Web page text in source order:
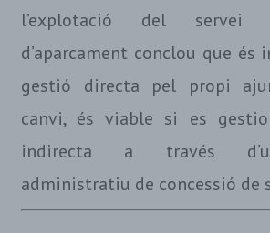
l’explotació del servei
d’aparcament conclou que és
gestió directa pel propi
canvi, és viable si es
indirecta a través
administratiu de concessió de